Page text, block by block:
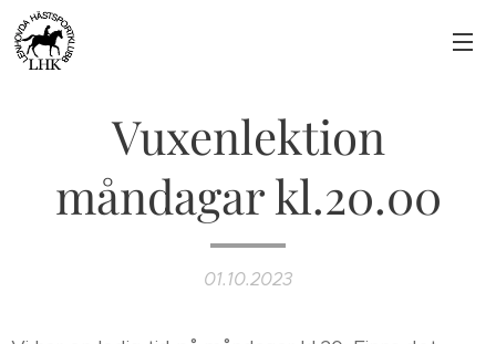
Vuxenlektion
måndagar kl.20.00
01.10.2023